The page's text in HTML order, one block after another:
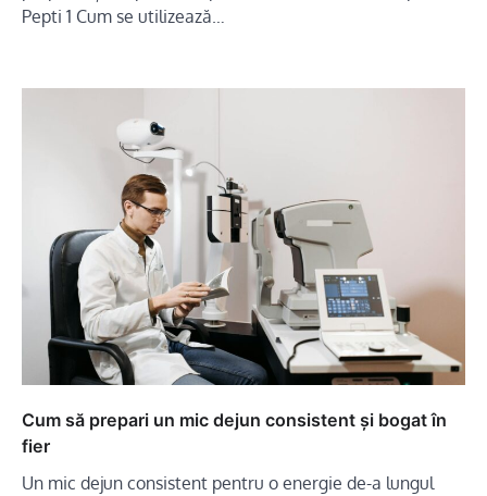
Pepti 1 Cum se utilizează…
Cum să prepari un mic dejun consistent și bogat în
fier
Un mic dejun consistent pentru o energie de-a lungul